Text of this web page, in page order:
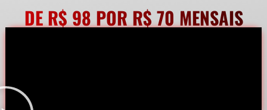
DE R$ 98 POR R$ 70 MENSAIS